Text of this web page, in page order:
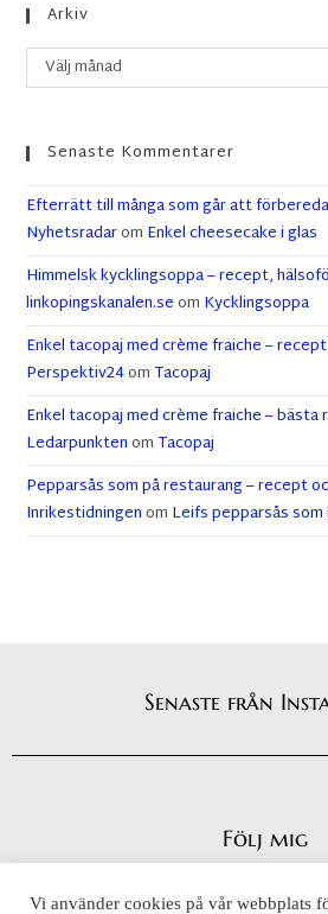
Arkiv
Välj månad
Senaste Kommentarer
Efterrätt till många som går att
Nyhetsradarom Enkel cheesecake i glas
Himmelsk kycklingsoppa – recept,
linkopingskanalen.seom Kycklingsoppa
Enkel tacopaj med crème fraiche –
Perspektiv24omTacopaj
Enkel tacopaj med crème fraiche –
LedarpunktenomTacopaj
Pepparsås som på restaurang – recept
Inrikestidningenom Leifs pepparsås som
Senaste från
Följ mig
Vi använder cookies på vår webbplats